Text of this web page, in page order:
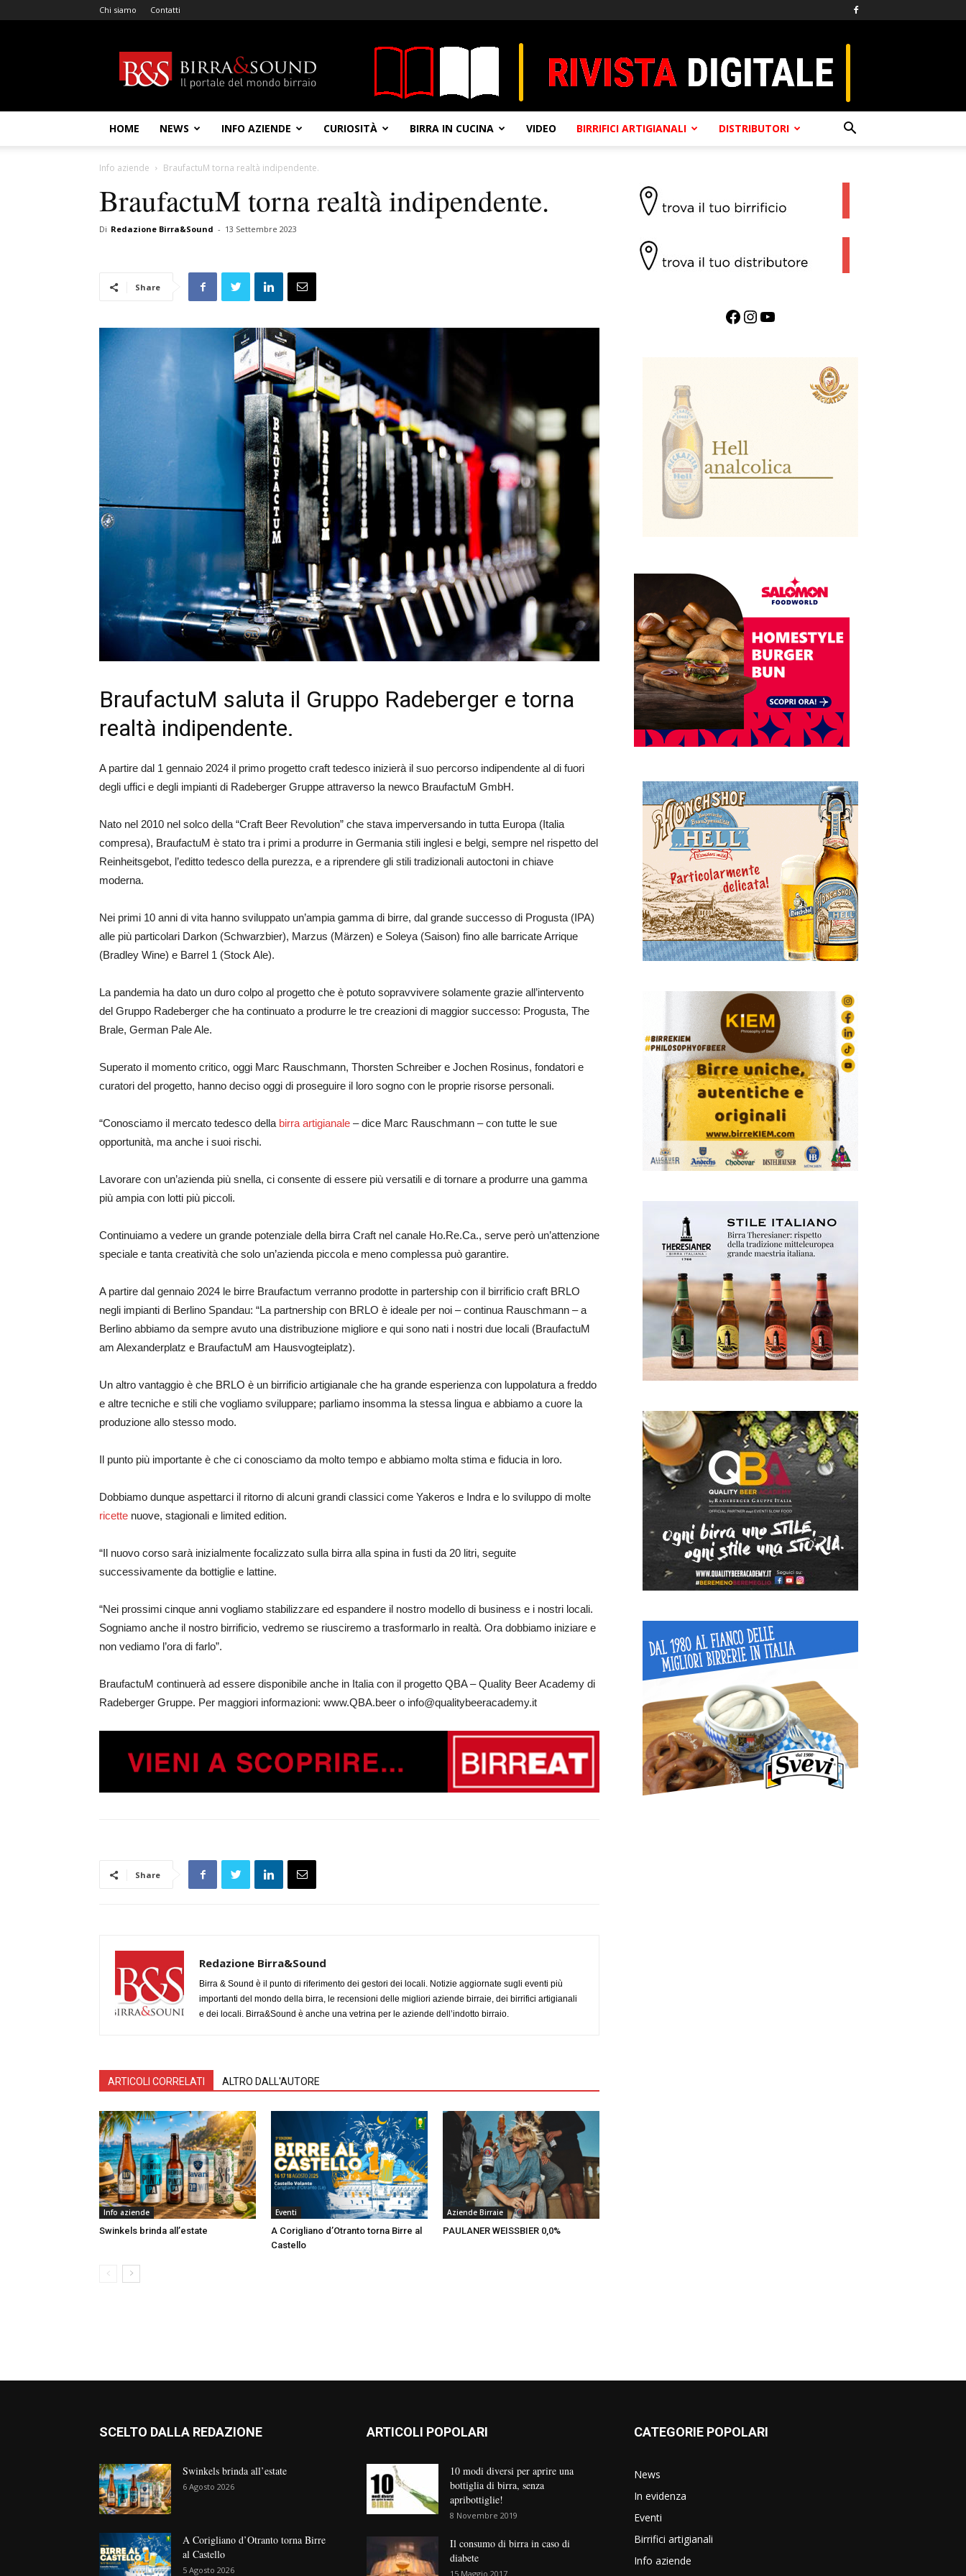
Chi siamo Contatti
&
Sound
HOME NEWS INFO AZIENDE CURIOSITÀ BIRRA IN CUCINA VIDEO BIRRIFICI ARTIGIANALI DISTRIBUTORI
Info aziende BraufactuM torna realtà indipendente.
BraufactuM torna realtà indipendente.
Di Redazione Birra&Sound - 13 Settembre 2023
Share
BraufactuM saluta il Gruppo Radeberger e torna
realtà indipendente.
A partire dal 1 gennaio 2024 il primo progetto craft tedesco inizierà il suo percorso indipendente al di fuori
degli uffici e degli impianti di Radeberger Gruppe attraverso la newco BraufactuM GmbH.
Nato nel 2010 nel solco della “Craft Beer Revolution” che stava imperversando in tutta Europa (Italia
compresa), BraufactuM è stato tra i primi a produrre in Germania stili inglesi e belgi, sempre nel rispetto del
Reinheitsgebot, l’editto tedesco della purezza, e a riprendere gli stili tradizionali autoctoni in chiave
moderna.
Nei primi 10 anni di vita hanno sviluppato un’ampia gamma di birre, dal grande successo di Progusta (IPA)
alle più particolari Darkon (Schwarzbier), Marzus (Märzen) e Soleya (Saison) fino alle barricate Arrique
(Bradley Wine) e Barrel 1 (Stock Ale).
La pandemia ha dato un duro colpo al progetto che è potuto sopravvivere solamente grazie all’intervento
del Gruppo Radeberger che ha continuato a produrre le tre creazioni di maggior successo: Progusta, The
Brale, German Pale Ale.
Superato il momento critico, oggi Marc Rauschmann, Thorsten Schreiber e Jochen Rosinus, fondatori e
curatori del progetto, hanno deciso oggi di proseguire il loro sogno con le proprie risorse personali.
“Conosciamo il mercato tedesco della birra artigianale – dice Marc Rauschmann – con tutte le sue
opportunità, ma anche i suoi rischi.
Lavorare con un’azienda più snella, ci consente di essere più versatili e di tornare a produrre una gamma
più ampia con lotti più piccoli.
Continuiamo a vedere un grande potenziale della birra Craft nel canale Ho.Re.Ca., serve però un’attenzione
speciale e tanta creatività che solo un’azienda piccola e meno complessa può garantire.
A partire dal gennaio 2024 le birre Braufactum verranno prodotte in partership con il birrificio craft BRLO
negli impianti di Berlino Spandau: “La partnership con BRLO è ideale per noi – continua Rauschmann – a
Berlino abbiamo da sempre avuto una distribuzione migliore e qui sono nati i nostri due locali (BraufactuM
am Alexanderplatz e BraufactuM am Hausvogteiplatz).
Un altro vantaggio è che BRLO è un birrificio artigianale che ha grande esperienza con luppolatura a freddo
e altre tecniche e stili che vogliamo sviluppare; parliamo insomma la stessa lingua e abbiamo a cuore la
produzione allo stesso modo.
Il punto più importante è che ci conosciamo da molto tempo e abbiamo molta stima e fiducia in loro.
Dobbiamo dunque aspettarci il ritorno di alcuni grandi classici come Yakeros e Indra e lo sviluppo di molte
ricette nuove, stagionali e limited edition.
“Il nuovo corso sarà inizialmente focalizzato sulla birra alla spina in fusti da 20 litri, seguite
successivamente da bottiglie e lattine.
“Nei prossimi cinque anni vogliamo stabilizzare ed espandere il nostro modello di business e i nostri locali.
Sogniamo anche il nostro birrificio, vedremo se riusciremo a trasformarlo in realtà. Ora dobbiamo iniziare e
non vediamo l’ora di farlo”.
BraufactuM continuerà ad essere disponibile anche in Italia con il progetto QBA – Quality Beer Academy di
Radeberger Gruppe. Per maggiori informazioni: www.QBA.beer o info@qualitybeeracademy.it
Share
Redazione Birra&Sound
Birra & Sound è il punto di riferimento dei gestori dei locali. Notizie aggiornate sugli eventi più
importanti del mondo della birra, le recensioni delle migliori aziende birraie, dei birrifici artigianali
e dei locali. Birra&Sound è anche una vetrina per le aziende dell’indotto birraio.
ARTICOLI CORRELATI ALTRO DALL'AUTORE
Info aziende
Swinkels brinda all’estate
Eventi
A Corigliano d’Otranto torna Birre al
Castello
Aziende Birraie
PAULANER WEISSBIER 0,0%
Facebook InstagramYouTube
SCELTO DALLA REDAZIONE
Swinkels brinda all’estate
6 Agosto 2026
A Corigliano d’Otranto torna Birre
al Castello
5 Agosto 2026
ARTICOLI POPOLARI
10 modi diversi per aprire una
bottiglia di birra, senza
apribottiglie!
8 Novembre 2019
Il consumo di birra in caso di
diabete
15 Maggio 2017
CATEGORIE POPOLARI
News
In evidenza
Eventi
Birrifici artigianali
Info aziende